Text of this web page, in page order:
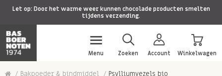
Let op: Door het warme weer kunnen chocolade producten smelten
tijdens verzending.
Menu Zoeken Account Winkelwagen
Bakpoeder & bindmiddel Psylliumvezels bio